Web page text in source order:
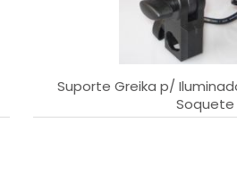
Suporte Greika p/
Soquete